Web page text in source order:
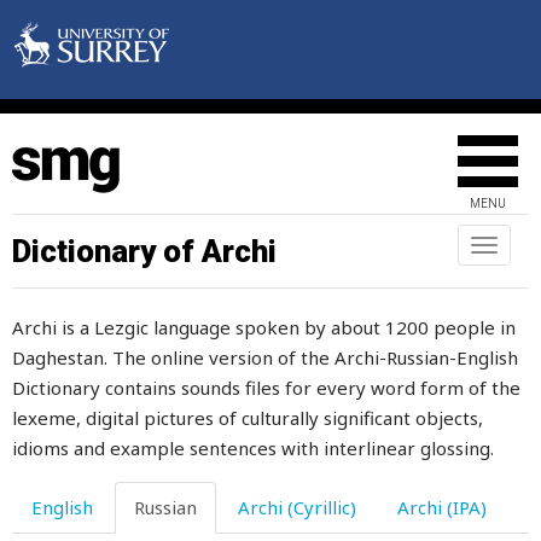
MENU
Toggle
Dictionary of Archi
Archi is a Lezgic language spoken by about 1200 people in
Daghestan. The online version of the Archi-Russian-English
Dictionary contains sounds files for every word form of the
lexeme, digital pictures of culturally significant objects,
idioms and example sentences with interlinear glossing.
English Russian Archi (Cyrillic) Archi (IPA)
шапка
шаркать
шаровары
шарообразная
шататься
шатер
шафран